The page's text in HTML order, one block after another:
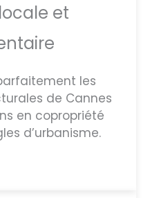
et
les
de Cannes
en copropriété
d’urbanisme.